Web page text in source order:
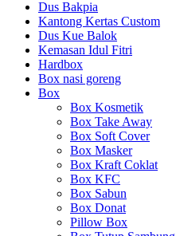
Dus Bakpia
Kantong Kertas Custom
Dus Kue Balok
Kemasan Idul Fitri
Hardbox
Box nasi goreng
Box
Box Kosmetik
Box Take Away
Box Soft Cover
Box Masker
Box Kraft Coklat
Box KFC
Box Sabun
Box Donat
Pillow Box